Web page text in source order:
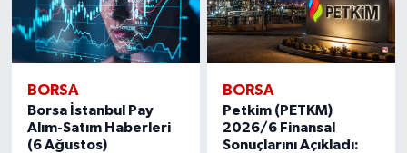
BORSA
Borsa İstanbul Pay
Alım-Satım Haberleri
(6 Ağustos)
BORSA
Petkim (PETKM)
2026/6 Finansal
Sonuçlarını Açıkladı: